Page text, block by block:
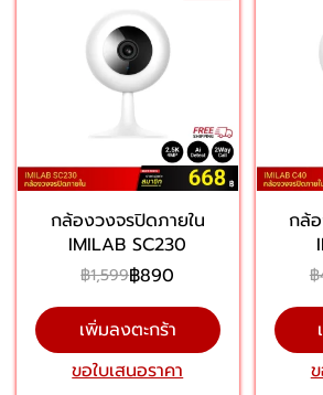
กล้องวงจรปิดภายใน
IMILAB SC230
฿1,599฿890
เพิ่มลงตะกร้า
ขอใบเสนอราคา
กล้
฿